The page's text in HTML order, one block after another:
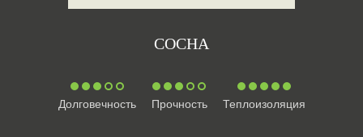
СОСНА
Долговечность Прочность Теплоизоляция